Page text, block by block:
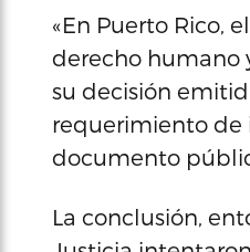
«En Puerto Rico,
derecho humano
su decisión
requerimiento de
documento
La conclusión,